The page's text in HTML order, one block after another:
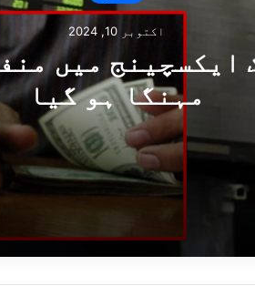
اکتوبر 10, 2024
ایکسچینج میں
مہنگا ہو گیا
منفی دن، ڈالر بھی مہنگا ہو